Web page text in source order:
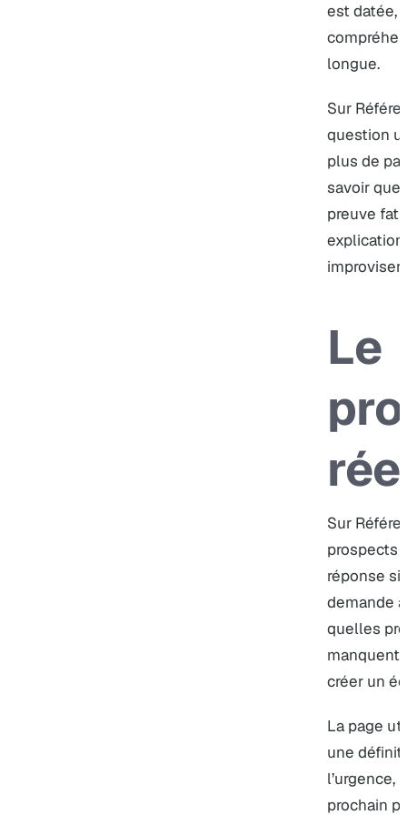
est datée,
longue.
Sur
question
plus de
savoir
preuve
improviser.
Le
Sur
prospects
réponse
demande
quelles
manquent
créer un
La page
une
l’urgence,
prochain